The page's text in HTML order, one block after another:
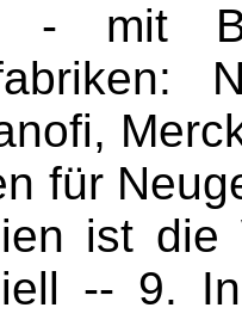
- mit
für
ist die
-- 9.